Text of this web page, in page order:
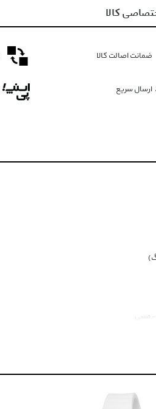
کالا
ضمانت اصالت کالا
ارسال سریع
- مسی
- باطری (یکماه) - ضد یا مقاوم در برابر آب